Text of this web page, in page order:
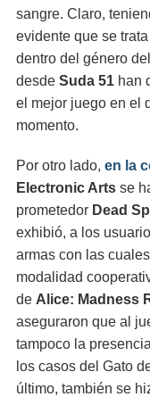
sangre. Claro,
evidente que se
dentro del género
desde Suda 51 han
el mejor juego en el
momento.
Por otro lado, en la
Electronic Arts se
prometedor Dead
exhibió, a los
armas con las
modalidad
de Alice: Madness
aseguraron que al
tampoco la
los casos del Gato
último, también se